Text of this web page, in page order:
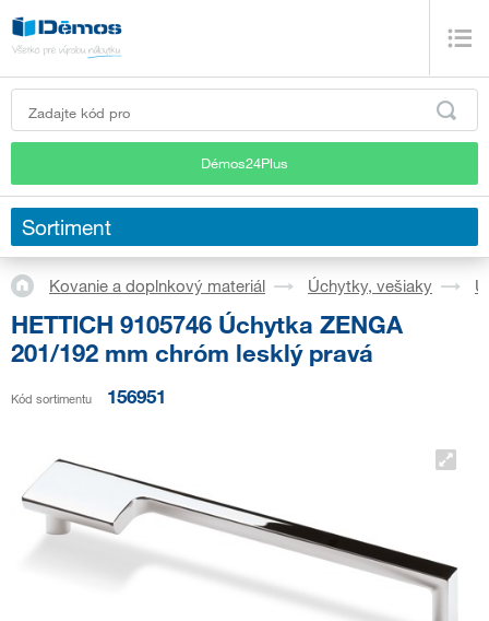
Démos24Plus
Sortiment
Kovanie a doplnkový materiál Úchytky, vešiaky
HETTICH 9105746 Úchytka ZENGA
201/192 mm chróm lesklý pravá
Kód sortimentu 156951